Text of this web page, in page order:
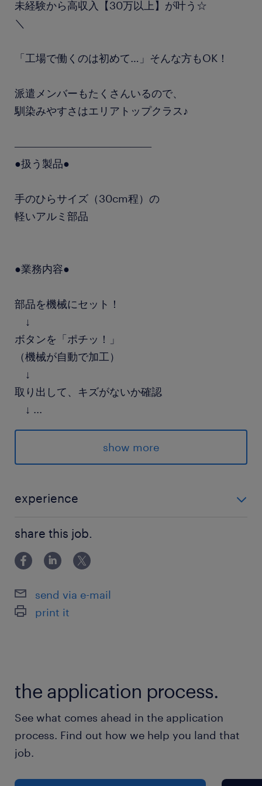
未経験から高収入【30万以上】が叶う☆
＼
「工場で働くのは初めて…」そんな方もOK！
派遣メンバーもたくさんいるので、
馴染みやすさはエリアトップクラス♪
―――――――――――――
●扱う製品●
手のひらサイズ（30cm程）の
軽いアルミ部品
●業務内容●
部品を機械にセット！
↓
ボタンを「ポチッ！」
（機械が自動で加工）
↓
取り出して、キズがないか確認
↓ ...
湯煎しエアーブラシでシュッと綺麗にする
●注目ポイント●
・髪色自由・ネイルOK・ピアスOK！
・手厚いOJT研修あり♪
アルミダイカストの鋳造から切削加工、組み立て
までの一貫生産体制を構築している点が大きな強
JR水郡線／水戸駅（車15分）
休日休暇
週休2日
show more
experience
share this job.
send via e-mail
print it
the application process.
See what comes ahead in the application
process. Find out how we help you land that
job.